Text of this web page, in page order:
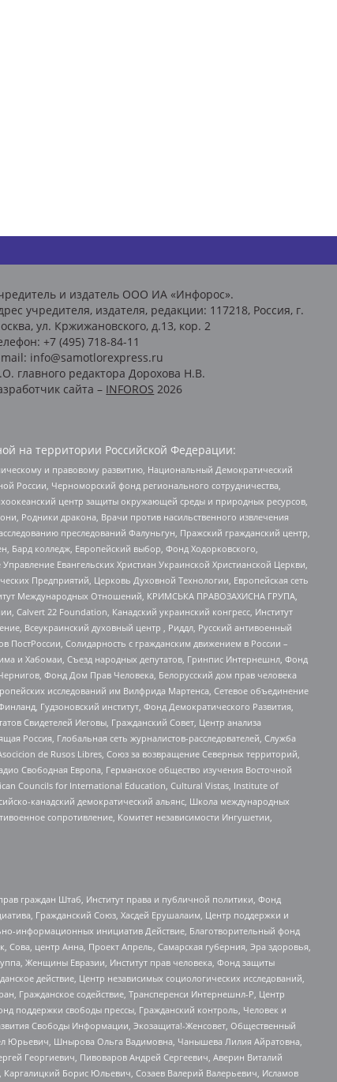
и издатель ООО ИА «Инфорос».
учредителя, издателя, редакции: 117218, Россия, г.
ул. Кржижановского, д.13, кор. 2
+7 (495) 718-84-11
mail: info@samotlorexpress.ru
главного редактора Дорохова Н.В.
сайта – INFOROS 2026
на территории Российской Федерации:
и правовому развитию, Национальный Демократический
России, Черноморский фонд регионального сотрудничества,
центр защиты окружающей среды и природных ресурсов,
Родники дракона, Врачи против насильственного извлечения
преследований Фалуньгун, Пражский гражданский центр,
Бард колледж, Европейский выбор, Фонд Ходорковского,
Евангельских Христиан Украинской Христианской Церкви,
Предприятий, Церковь Духовной Технологии, Европейская сеть
Международных Отношений, КРИМСЬКА ПРАВОЗАХИСНА ГРУПА,
Calvert 22 Foundation, Канадский украинский конгресс, Институт
Всеукраинский духовный центр , Риддл, Русский антивоенный
Солидарность с гражданским движением в России –
и Хабомаи, Съезд народных депутатов, Гринпис Интернешнл, Фонд
Фонд Дом Прав Человека, Белорусский дом прав человека
исследований им Вилфрида Мартенса, Сетевое объединение
Гудзоновский институт, Фонд Демократического Развития,
Свидетелей Иеговы, Гражданский Совет, Центр анализа
Россия, Глобальная сеть журналистов-расследователей, Служба
de Rusos Libres, Союз за возвращение Северных территорий,
Свободная Европа, Германское общество изучения Восточной
Councils for International Education, Cultural Vistas, Institute of
канадский демократический альянс, Школа международных
сопротивление, Комитет независимости Ингушетии,
граждан Штаб, Институт права и публичной политики, Фонд
Гражданский Союз, Хасдей Ерушалаим, Центр поддержки и
информационных инициатив Действие, Благотворительный фонд
центр Анна, Проект Апрель, Самарская губерния, Эра здоровья,
Женщины Евразии, Институт прав человека, Фонд защиты
действие, Центр независимых социологических исследований,
Гражданское содействие, Трансперенси Интернешнл-Р, Центр
поддержки свободы прессы, Гражданский контроль, Человек и
Свободы Информации, Экозащита!-Женсовет, Общественный
Юрьевич, Шнырова Ольга Вадимовна, Чанышева Лилия Айратовна,
Георгиевич, Пивоваров Андрей Сергеевич, Аверин Виталий
Борис Юльевич, Созаев Валерий Валерьевич, Исламов